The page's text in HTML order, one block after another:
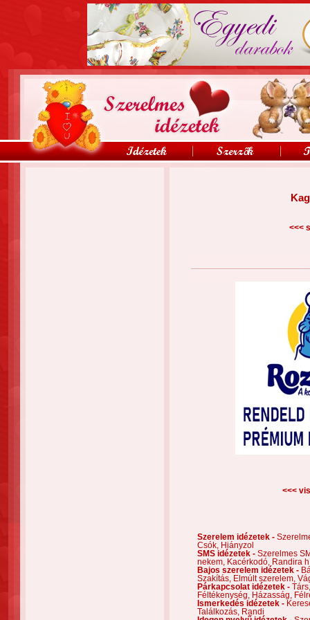
<<<
<<<
Szerelem idézetek -
Csók,
Hiányzol
SMS idézetek - Szerelmes
nekem,
Kacérkodó,
Randira
Bajos szerelem idézetek -
Szakítás,
Elmúlt szerelem,
Párkapcsolat idézetek -
Féltékenység,
Házasság,
Ismerkedés idézetek -
Találkozás,
Randi